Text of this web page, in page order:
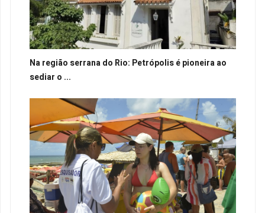
Na região serrana do Rio: Petrópolis é pioneira ao
sediar o ...